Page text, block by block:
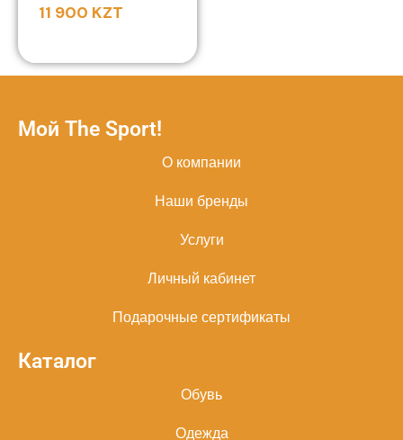
11 900 KZT
Мой The Sport!
О компании
Наши бренды
Услуги
Личный кабинет
Подарочные сертификаты
Каталог
Обувь
Одежда